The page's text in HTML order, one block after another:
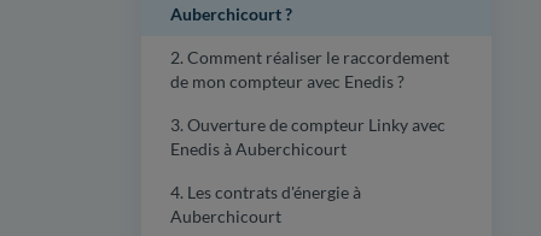
Auberchicourt ?
2. Comment réaliser le raccordement
de mon compteur avec Enedis ?
3. Ouverture de compteur Linky avec
Enedis à Auberchicourt
4. Les contrats d'énergie à
Auberchicourt